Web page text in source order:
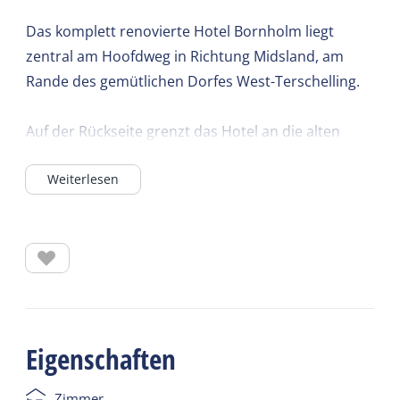
Das komplett renovierte Hotel Bornholm liegt
zentral am Hoofdweg in Richtung Midsland, am
Rande des gemütlichen Dorfes West-Terschelling.
Auf der Rückseite grenzt das Hotel an die alten
Dünengebiet. Das subtropische Schwimmparadies
zum Zentrum beträgt 1,5 km. Die Bushaltestelle ist
Hotelzimmer sind mit Bad/Dusche, WC, Telefon
und Fernseher sowie einem großzügigen Balkon
Weiterlesen
Eigenschaften